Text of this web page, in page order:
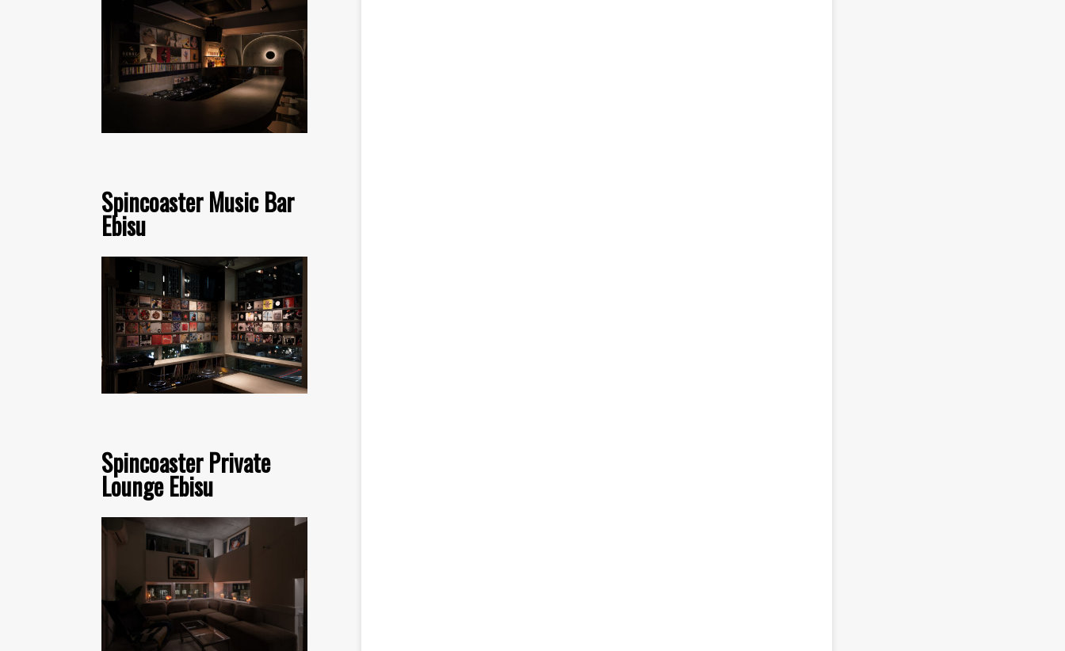
Spincoaster Music Bar
Ebisu
Spincoaster Private
Lounge Ebisu